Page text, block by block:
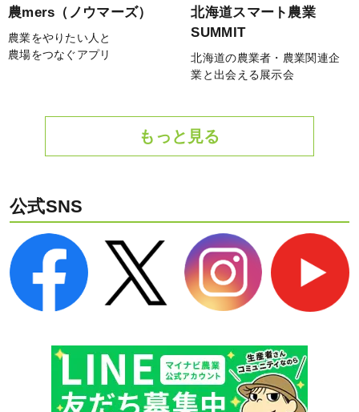
農mers（ノウマーズ）
農業をやりたい人と
農場をつなぐアプリ
北海道スマート農業
SUMMIT
北海道の農業者・農業関連企
業と出会える展示会
もっと見る
公式SNS